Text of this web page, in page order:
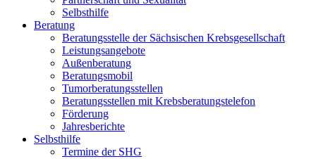
Selbsthilfe
Beratung
Beratungsstelle der Sächsischen Krebsgesellschaft
Leistungsangebote
Außenberatung
Beratungsmobil
Tumorberatungsstellen
Beratungsstellen mit Krebsberatungstelefon
Förderung
Jahresberichte
Selbsthilfe
Termine der SHG